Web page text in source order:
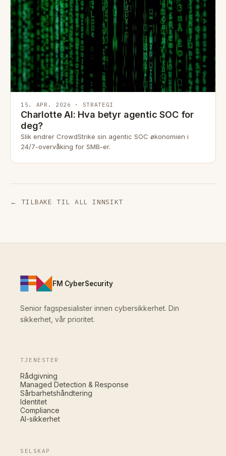
15. APR. 2026 · STRATEGI
Charlotte AI: Hva betyr agentic SOC for
deg?
Slik endrer CrowdStrike sin agentic SOC økonomien i
24/7-overvåking for SMB-er.
← TILBAKE TIL ALL INNSIKT
FM CyberSecurity
Senior fagspesialister innen cybersikkerhet. Din
sikkerhet, vår prioritet.
TJENESTER
Rådgivning
Managed Detection & Response
Sårbarhetshåndtering
Identitet
Compliance
AI-sikkerhet
SELSKAP